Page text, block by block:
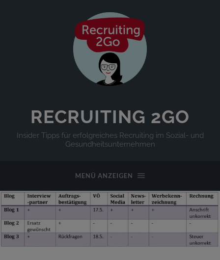
RECRUITING 2GO
Insider Tipps für erfolgreiches Recruiting im Sozial- und
Gesundheitsunternehmen
MENÜ ANZEIGEN